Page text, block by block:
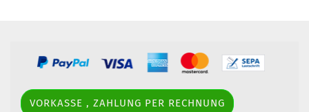
VORKASSE , ZAHLUNG PER RECHNUNG